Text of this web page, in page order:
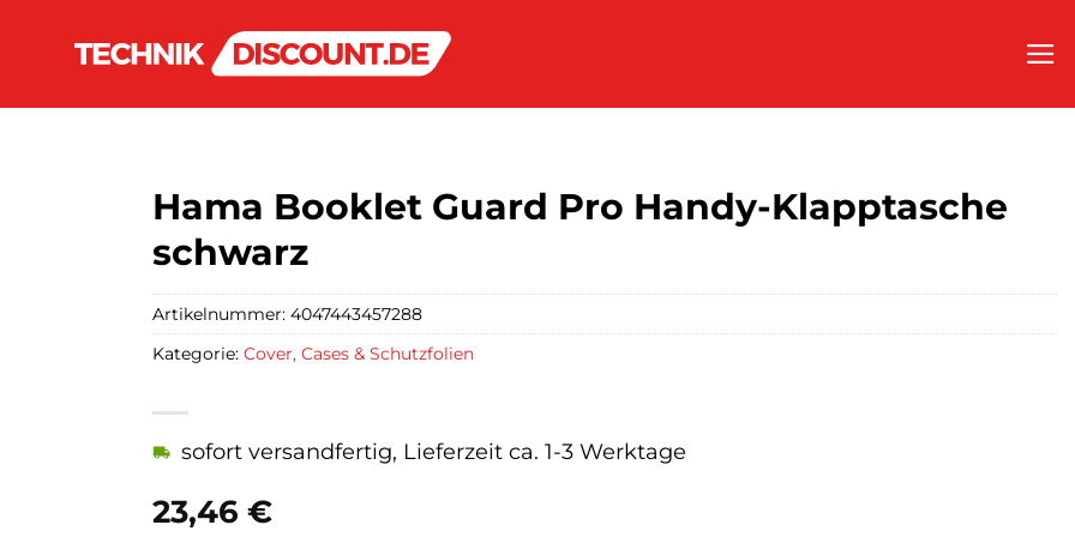
Hama Booklet Guard Pro Handy-Klapptasche
schwarz
23,46 €
sofort versandfertig, Lieferzeit ca. 1-3 Werktage
Artikelnummer: 4047443457288
Kategorie: Cover, Cases & Schutzfolien